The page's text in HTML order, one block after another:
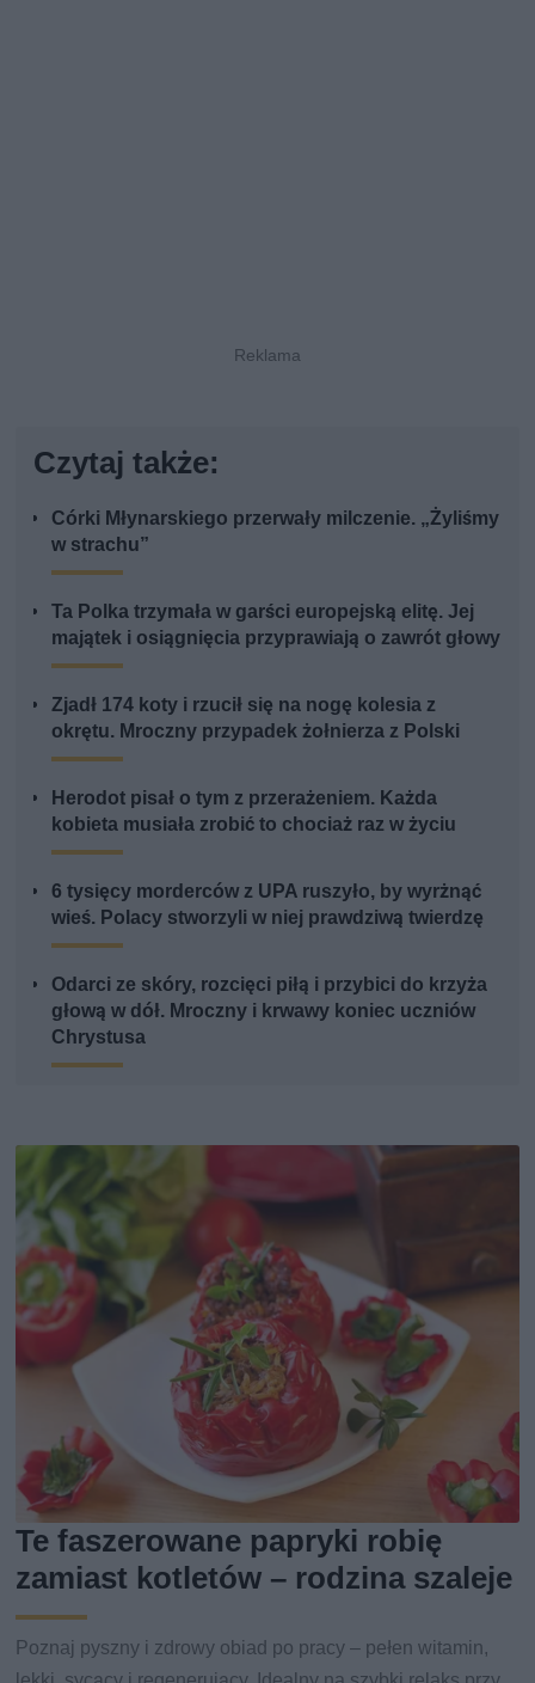
Czytaj także:
Córki Młynarskiego przerwały milczenie. „Żyliśmy
w strachu”
Ta Polka trzymała w garści europejską elitę. Jej
majątek i osiągnięcia przyprawiają o zawrót głowy
Zjadł 174 koty i rzucił się na nogę kolesia z
okrętu. Mroczny przypadek żołnierza z Polski
Herodot pisał o tym z przerażeniem. Każda
kobieta musiała zrobić to chociaż raz w życiu
6 tysięcy morderców z UPA ruszyło, by wyrżnąć
wieś. Polacy stworzyli w niej prawdziwą twierdzę
Odarci ze skóry, rozcięci piłą i przybici do krzyża
głową w dół. Mroczny i krwawy koniec uczniów
Chrystusa
Te faszerowane papryki robię
zamiast kotletów – rodzina szaleje
Poznaj pyszny i zdrowy obiad po pracy – pełen witamin,